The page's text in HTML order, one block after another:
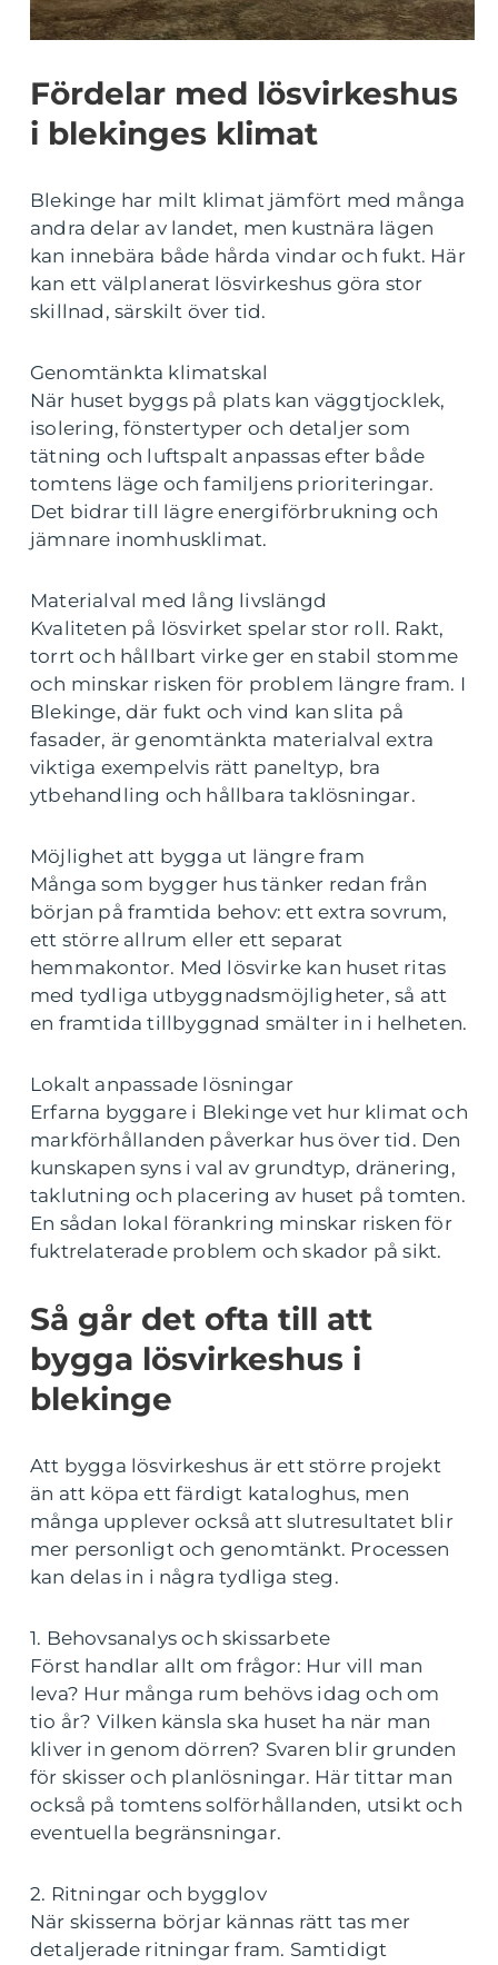
Fördelar med lösvirkeshus
i blekinges klimat
Blekinge har milt klimat jämfört med många
andra delar av landet, men kustnära lägen
kan innebära både hårda vindar och fukt. Här
kan ett välplanerat lösvirkeshus göra stor
skillnad, särskilt över tid.
Genomtänkta klimatskal
När huset byggs på plats kan väggtjocklek,
isolering, fönstertyper och detaljer som
tätning och luftspalt anpassas efter både
tomtens läge och familjens prioriteringar.
Det bidrar till lägre energiförbrukning och
jämnare inomhusklimat.
Materialval med lång livslängd
Kvaliteten på lösvirket spelar stor roll. Rakt,
torrt och hållbart virke ger en stabil stomme
och minskar risken för problem längre fram. I
Blekinge, där fukt och vind kan slita på
fasader, är genomtänkta materialval extra
viktiga exempelvis rätt paneltyp, bra
ytbehandling och hållbara taklösningar.
Möjlighet att bygga ut längre fram
Många som bygger hus tänker redan från
början på framtida behov: ett extra sovrum,
ett större allrum eller ett separat
hemmakontor. Med lösvirke kan huset ritas
med tydliga utbyggnadsmöjligheter, så att
en framtida tillbyggnad smälter in i helheten.
Lokalt anpassade lösningar
Erfarna byggare i Blekinge vet hur klimat och
markförhållanden påverkar hus över tid. Den
kunskapen syns i val av grundtyp, dränering,
taklutning och placering av huset på tomten.
En sådan lokal förankring minskar risken för
fuktrelaterade problem och skador på sikt.
Så går det ofta till att
bygga lösvirkeshus i
blekinge
Att bygga lösvirkeshus är ett större projekt
än att köpa ett färdigt kataloghus, men
många upplever också att slutresultatet blir
mer personligt och genomtänkt. Processen
kan delas in i några tydliga steg.
1. Behovsanalys och skissarbete
Först handlar allt om frågor: Hur vill man
leva? Hur många rum behövs idag och om
tio år? Vilken känsla ska huset ha när man
kliver in genom dörren? Svaren blir grunden
för skisser och planlösningar. Här tittar man
också på tomtens solförhållanden, utsikt och
eventuella begränsningar.
2. Ritningar och bygglov
När skisserna börjar kännas rätt tas mer
detaljerade ritningar fram. Samtidigt